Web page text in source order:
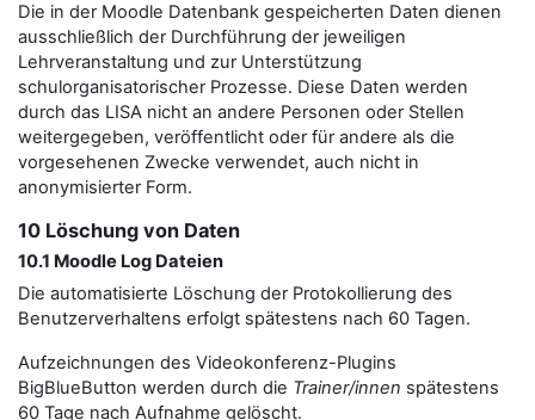
Die in der Moodle Datenbank gespeicherten Daten dienen
ausschließlich der Durchführung der jeweiligen
Lehrveranstaltung und zur Unterstützung
schulorganisatorischer Prozesse. Diese Daten werden
durch das LISA nicht an andere Personen oder Stellen
weitergegeben, veröffentlicht oder für andere als die
vorgesehenen Zwecke verwendet, auch nicht in
anonymisierter Form.
10 Löschung von Daten
10.1 Moodle Log Dateien
Die automatisierte Löschung der Protokollierung des
Benutzerverhaltens erfolgt spätestens nach 60 Tagen.
Aufzeichnungen des Videokonferenz-Plugins
BigBlueButton werden durch die Trainer/innen spätestens
60 Tage nach Aufnahme gelöscht.